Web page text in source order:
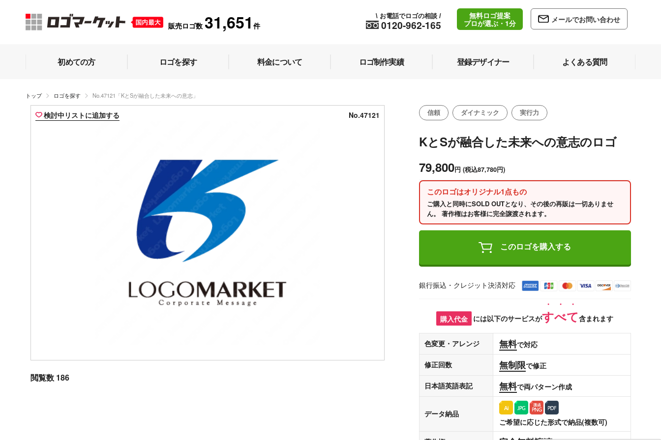
販売ロゴ数 31,651 件 0120-962-165
\ お電話でロゴの相談 /
無料ロゴ提案
プロが選ぶ・1分
メールでお問い合わせ
初めての方 ロゴを探す 料金について ロゴ制作実績 登録デザイナー よくある質問
トップ ロゴを探す No.47121「KとSが融合した未来への意志」
検討中リストに追加する No.47121
閲覧数 186
信頼 ダイナミック 実行力
KとSが融合した未来への意志のロゴ
79,800円 (税込87,780円)
このロゴはオリジナル1点もの
ご購入と同時にSOLD OUTとなり、その後の再販は一切ありませ
ん。 著作権はお客様に完全譲渡されます。
このロゴを購入する
銀行振込・クレジット決済対応
購入代金 には以下のサービスがすべて含まれます
色変更・アレンジ 無料で対応
修正回数 無制限で修正
日本語英語表記 無料で両パターン作成
データ納品
ご希望に応じた形式で納品(複数可)